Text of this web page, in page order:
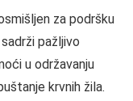
za podršku
pažljivo
u održavanju
krvnih žila.